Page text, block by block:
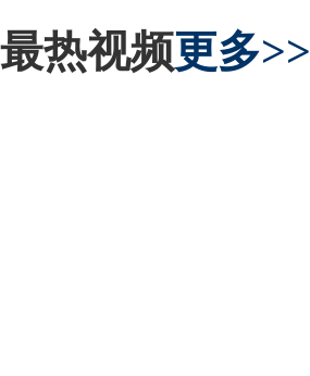
最热视频更多>>